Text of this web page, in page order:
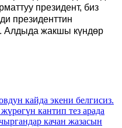
президент, биз
президенттин
Алдыда жакшы күндөр
кайда экени белгисиз.
кантип тез арада
качан жазасын